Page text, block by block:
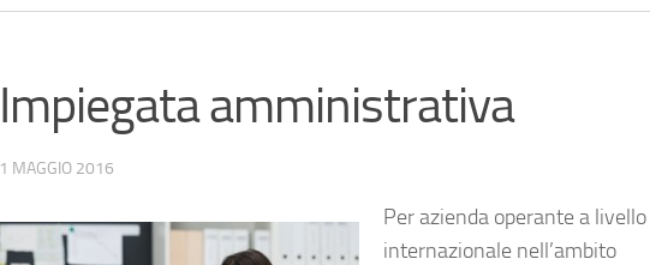
Impiegata amministrativa
1 MAGGIO 2016
Per azienda operante a livello
internazionale nell’ambito